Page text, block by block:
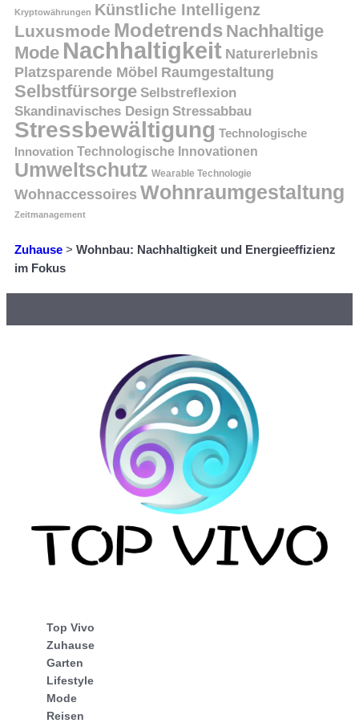
Kryptowährungen Künstliche Intelligenz
Luxusmode Modetrends Nachhaltige
Mode Nachhaltigkeit Naturerlebnis
Platzsparende Möbel Raumgestaltung
Selbstfürsorge Selbstreflexion
Skandinavisches Design Stressabbau
Stressbewältigung Technologische
Innovation Technologische Innovationen
Umweltschutz Wearable Technologie
Wohnaccessoires Wohnraumgestaltung
Zeitmanagement
Zuhause > Wohnbau: Nachhaltigkeit und Energieeffizienz
im Fokus
Top Vivo
Zuhause
Garten
Lifestyle
Mode
Reisen